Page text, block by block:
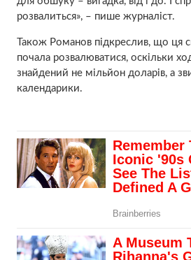
розвалиться», – пише журналіст.
Також Романов підкреслив, що ця
почала розвалюватися, оскільки
знайдений не мільйон доларів, а
календарики.